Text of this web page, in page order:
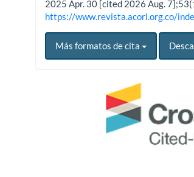
2025 Apr. 30 [cited 2026 Aug.
https://www.revista.acorl.org.co/
Más formatos de cita